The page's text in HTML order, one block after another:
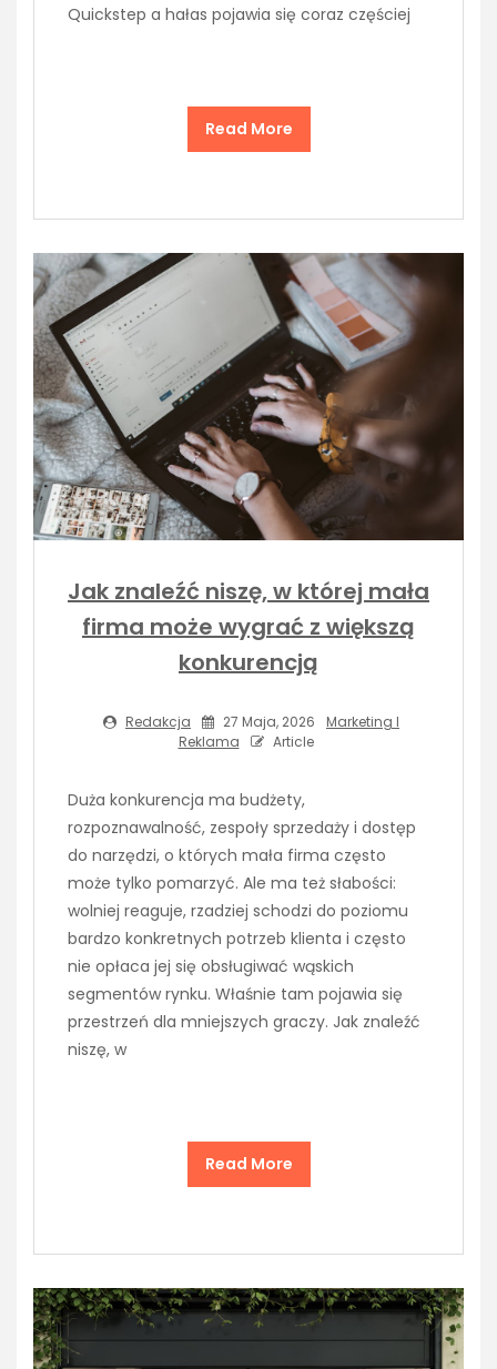
Quickstep a hałas pojawia się coraz częściej
Read More
Jak znaleźć niszę, w której mała
firma może wygrać z większą
konkurencją
Redakcja 27 Maja, 2026
Marketing I
Reklama
Article
Duża konkurencja ma budżety,
rozpoznawalność, zespoły sprzedaży i dostęp
do narzędzi, o których mała firma często
może tylko pomarzyć. Ale ma też słabości:
wolniej reaguje, rzadziej schodzi do poziomu
bardzo konkretnych potrzeb klienta i często
nie opłaca jej się obsługiwać wąskich
segmentów rynku. Właśnie tam pojawia się
przestrzeń dla mniejszych graczy. Jak znaleźć
niszę, w
Read More